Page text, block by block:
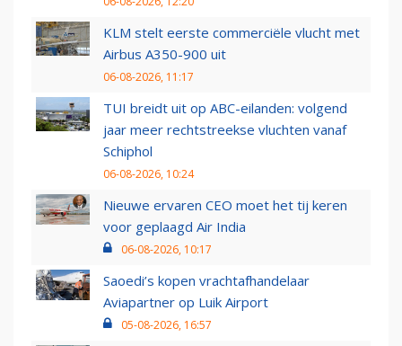
KLM stelt eerste commerciële vlucht met
Airbus A350-900 uit
06-08-2026, 11:17
TUI breidt uit op ABC-eilanden: volgend
jaar meer rechtstreekse vluchten vanaf
Schiphol
06-08-2026, 10:24
Nieuwe ervaren CEO moet het tij keren
voor geplaagd Air India
06-08-2026, 10:17
Saoedi’s kopen vrachtafhandelaar
Aviapartner op Luik Airport
05-08-2026, 16:57